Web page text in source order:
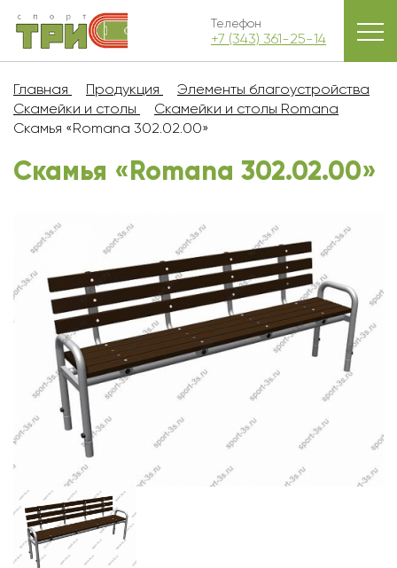
Телефон
+7 (343) 361-25-14
Главная Продукция
Элементы благоустройства
Скамейки и столы
Скамейки и столы Romana
Скамья «Romana 302.02.00»
Скамья «Romana 302.02.00»